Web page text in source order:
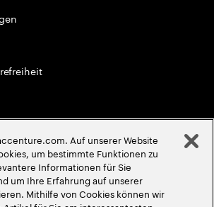
vorbehalten
Auf unserer Website
um bestimmte Funktionen zu
Informationen für Sie
um Ihre Erfahrung auf unserer
Mithilfe von Cookies können wir